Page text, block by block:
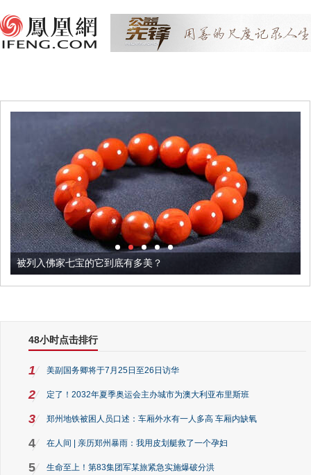
被列入佛家七宝的它到底有多美？
48小时点击排行
1 美副国务卿将于7月25日至26日访华
2 定了！2032年夏季奥运会主办城市为澳大利亚布里斯班
3 郑州地铁被困人员口述：车厢外水有一人多高 车厢内缺氧
4 在人间 | 亲历郑州暴雨：我用皮划艇救了一个孕妇
5 生命至上！第83集团军某旅紧急实施爆破分洪